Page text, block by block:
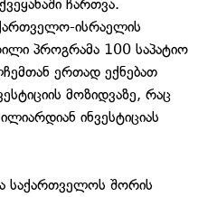
ჩართვა.
ისრაელის
პროგრამა 100 საპატიო
ერთად ექნებათ
მოზიდვაზე, რაც
ინვესტიციას
საქართველოს შორის